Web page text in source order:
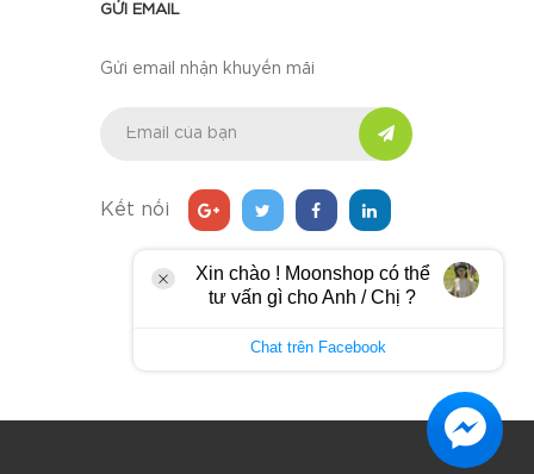
GỬI EMAIL
Gửi email nhận khuyến mãi
Kết nối
Xin chào ! Moonshop có thể
tư vấn gì cho Anh / Chị ?
Chat trên Facebook